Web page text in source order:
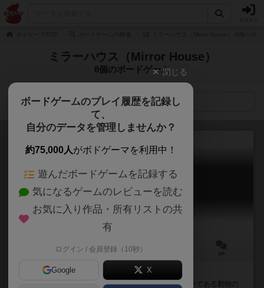
ミラーハウス（Mirror House）
8個のボードゲーム
検索メニュー
スカイトーテム
Sky Totems
40～80分
豪華なコンポーネントの立体箱庭戦略ゲーム！
年に一度の祭りの準備にやってきた人となり、神の使いである動物の
閉じる
ボードゲームのプレイ履歴を記録し
て、
自分のデータを管理しませんか？
約75,000人がボドゲーマを利用中！
遊んだボードゲームを記録する
気になるゲームのレビューを読む
お気に入り作品・所有リストの共
有
ログイン / 会員登録（10秒）
Google X